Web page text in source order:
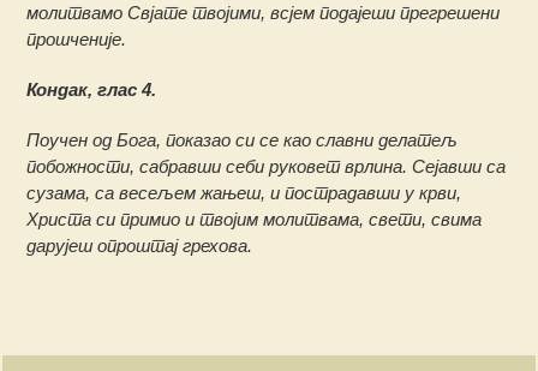
молитвамо Свјате твојими, всјем подајеши прегрешени
прошченије.
Кондак, глас 4.
Поучен од Бога, показао си се као славни делатељ
побожности, сабравши себи руковет врлина. Сејавши са
сузама, са весељем жањеш, и пострадавши у крви,
Христа си примио и твојим молитвама, свети, свима
дарујеш опроштај грехова.